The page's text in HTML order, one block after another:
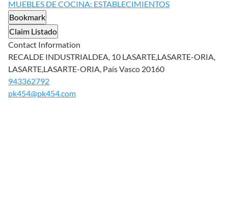
MUEBLES DE COCINA: ESTABLECIMIENTOS
Bookmark
Claim Listado
Contact Information
RECALDE INDUSTRIALDEA, 10 LASARTE,LASARTE-ORIA,
LASARTE,LASARTE-ORIA, País Vasco 20160
943362792
pk454@pk454.com